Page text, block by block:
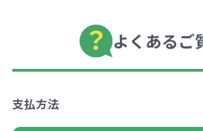
よくあるご
支払方法